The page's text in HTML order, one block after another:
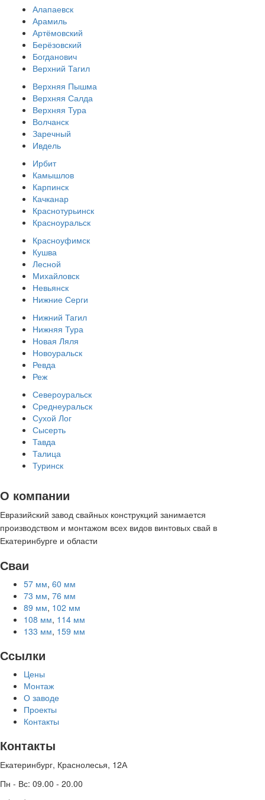
Алапаевск
Арамиль
Артёмовский
Берёзовский
Богданович
Верхний Тагил
Верхняя Пышма
Верхняя Салда
Верхняя Тура
Волчанск
Заречный
Ивдель
Ирбит
Камышлов
Карпинск
Качканар
Краснотурьинск
Красноуральск
Красноуфимск
Кушва
Лесной
Михайловск
Невьянск
Нижние Серги
Нижний Тагил
Нижняя Тура
Новая Ляля
Новоуральск
Ревда
Реж
Североуральск
Среднеуральск
Сухой Лог
Сысерть
Тавда
Талица
Туринск
О компании
Евразийский завод свайных конструкций занимается
производством и монтажом всех видов винтовых свай в
Екатеринбурге и области
Сваи
57 мм, 60 мм
73 мм, 76 мм
89 мм, 102 мм
108 мм, 114 мм
133 мм, 159 мм
Ссылки
Цены
Монтаж
О заводе
Проекты
Контакты
Контакты
Екатеринбург, Краснолесья, 12А
Пн - Вс: 09.00 - 20.00